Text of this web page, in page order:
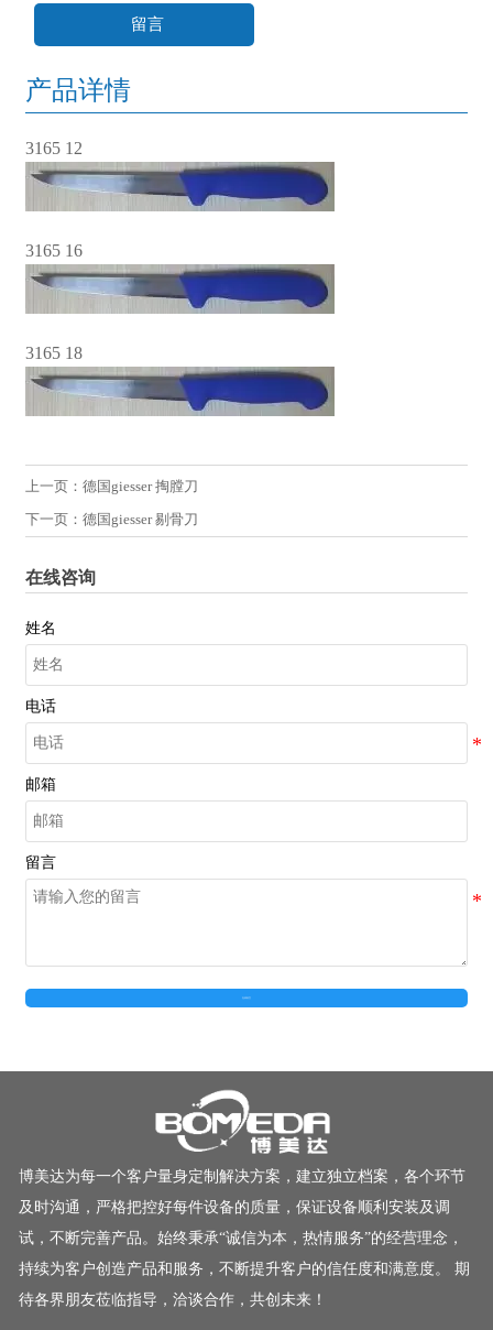
留言
产品详情
3165 12
3165 16
3165 18
上一页： 德国giesser 掏膛刀
下一页： 德国giesser 剔骨刀
在线咨询
姓名
电话
邮箱
留言
博美达为每一个客户量身定制解决方案，建立独立档案，各个环节
及时沟通，严格把控好每件设备的质量，保证设备顺利安装及调
试，不断完善产品。始终秉承“诚信为本，热情服务”的经营理念，
持续为客户创造产品和服务，不断提升客户的信任度和满意度。 期
待各界朋友莅临指导，洽谈合作，共创未来！